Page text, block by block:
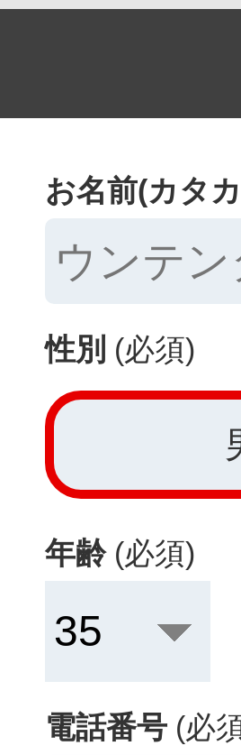
お名前(カタ
性別 (必須)
年齢 (必須)
電話番号 (必